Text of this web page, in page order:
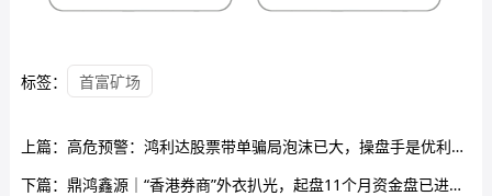
标签： 首富矿场
上篇： 高危预警：鸿利达股票带单骗局泡沫已大，操盘手是优利商务诈骗团伙，即将崩盘跑路
下篇： 鼎鸿鑫源｜“香港券商”外衣扒光，起盘11个月资金盘已进入崩盘倒计时